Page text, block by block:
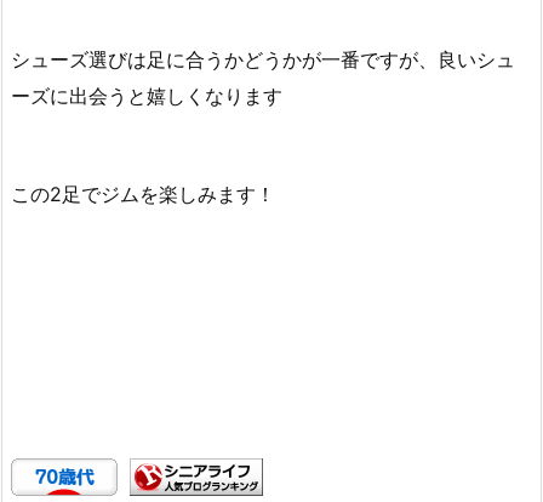
シューズ選びは足に合うかどうかが一番ですが、良いシュ
ーズに出会うと嬉しくなります
この2足でジムを楽しみます！